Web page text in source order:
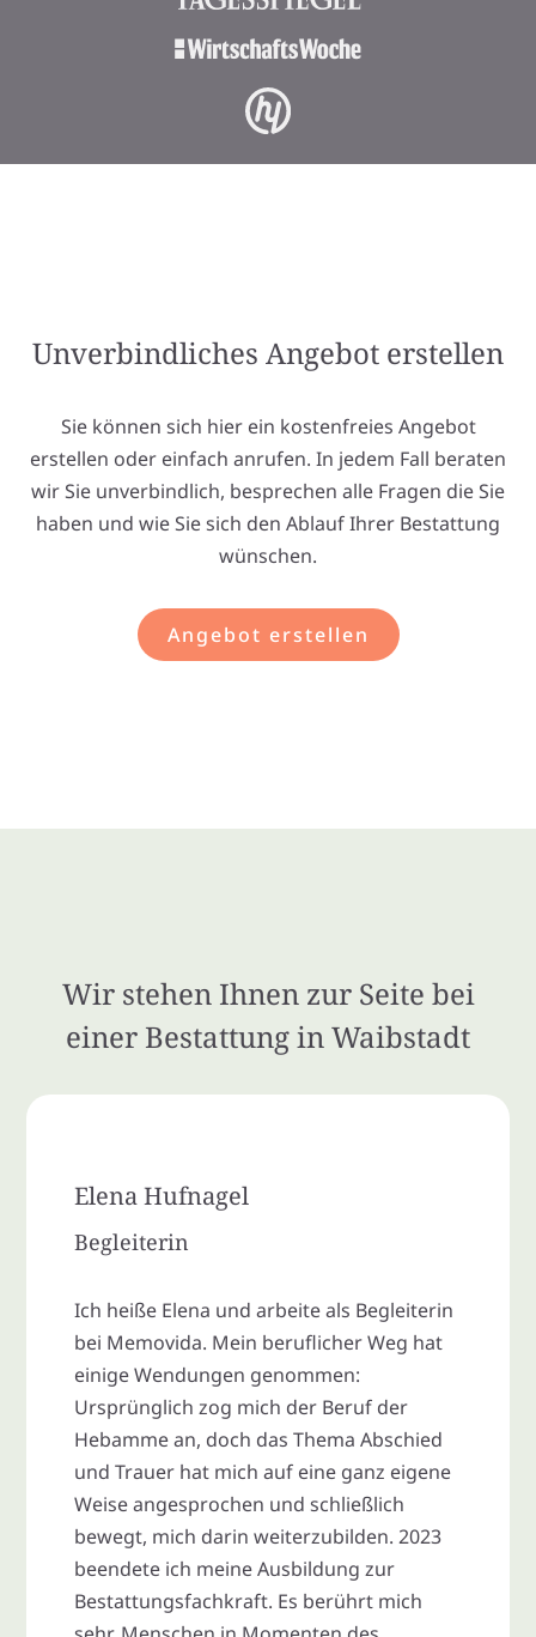
Unverbindliches Angebot erstellen
Sie können sich hier ein kostenfreies Angebot
erstellen oder einfach anrufen. In jedem Fall beraten
wir Sie unverbindlich, besprechen alle Fragen die Sie
haben und wie Sie sich den Ablauf Ihrer Bestattung
wünschen.
Angebot erstellen
Wir stehen Ihnen zur Seite bei
einer Bestattung in Waibstadt
Elena Hufnagel
Begleiterin
Ich heiße Elena und arbeite als Begleiterin
bei Memovida. Mein beruflicher Weg hat
einige Wendungen genommen:
Ursprünglich zog mich der Beruf der
Hebamme an, doch das Thema Abschied
und Trauer hat mich auf eine ganz eigene
Weise angesprochen und schließlich
bewegt, mich darin weiterzubilden. 2023
beendete ich meine Ausbildung zur
Bestattungsfachkraft. Es berührt mich